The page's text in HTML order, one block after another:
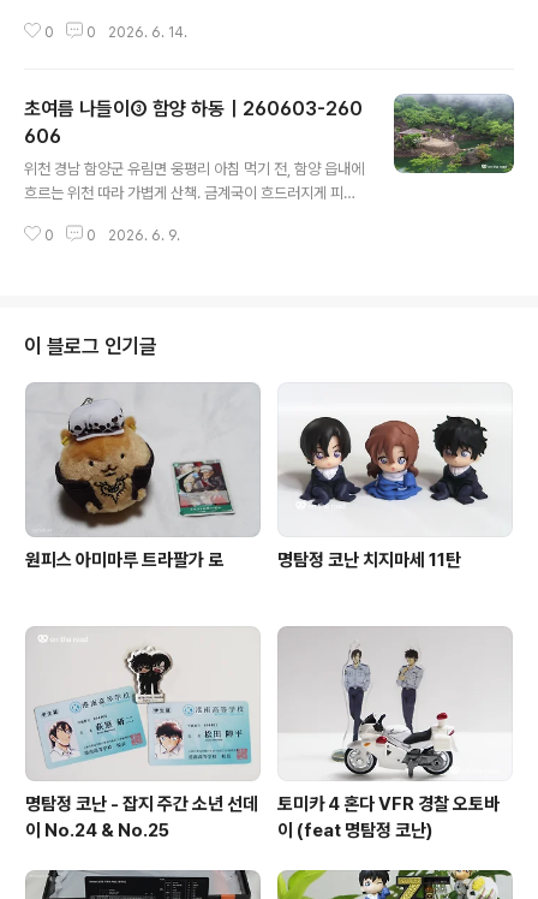
에서 모듬정식 2인분. 하동에 온 김에 오랜만에 재첩을 먹
라고 한다.재첩회+재첩국+부침개+참게장 배알도수변공
원 전남 광양시 태인동 1632-13 배알도수변공원과 배알
도 섬정원은 해맞이다리로 연결되어 있다. 햇볕이 너무 뜨
겁지만, 잠시 건너 보았다. 배알도 섬정원 전남 광양시 태인
동 산 1 이순신대교홍보관 전남 여수시 묘도7길 110 광양
항에 있는 호텔로 들어가기 전, 이순신대교를 건너서 묘도
0 0 2026. 6. 14.
초여름 나들이③ 함양 하동｜260603-260
606
위천 경남 함양군 유림면 웅평리 아침 먹기 전, 함양 읍내에
흐르는 위천 따라 가볍게 산책. 금계국이 흐드러지게 피어
조식을 제공하지 않아서, 아침밥은 함양시외버스터미널 앞
튀김 샌드위치, 따뜻한 아메리카노 한 잔. 아침부터 건강하
게 먹은 느낌이라 대만족.아침을 든든히 먹은 후, 이제 남쪽
으로 좀 더 내려간다. 삼성궁 경남 하동군 청암면 삼성궁길
13 함양에서 출발하자마자 비가 쏟아지기 시작하더니, 산
청을 지나 하동으로 지리산을 굽이굽이 품속 깊숙이 들어
온 곳에 위치..
0 0 2026. 6. 9.
이 블로그 인기글
원피스 아미마루 트라팔가 로 명탐정 코난 치지마세 11탄
명탐정 코난 - 잡지 주간 소년 선데
이 No.24 & No.25
토미카 4 혼다 VFR 경찰 오토바
이 (feat 명탐정 코난)